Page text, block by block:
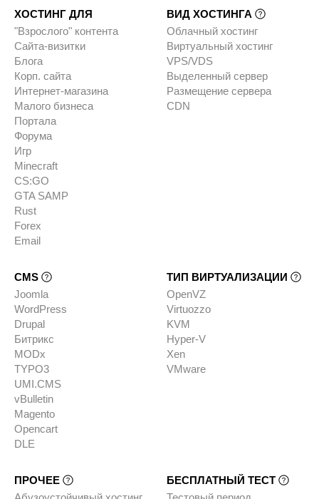
ХОСТИНГ ДЛЯ
"Взрослого" контента
Сайта-визитки
Блога
Корп. сайта
Интернет-магазина
Малого бизнеса
Портала
Форума
Игр
Minecraft
CS:GO
GTA SAMP
Rust
Forex
Email
ВИД ХОСТИНГА
Облачный хостинг
Виртуальный хостинг
VPS/VDS
Выделенный сервер
Размещение сервера
CDN
CMS
Joomla
WordPress
Drupal
Битрикс
MODx
TYPO3
UMI.CMS
vBulletin
Magento
Opencart
DLE
ТИП ВИРТУАЛИЗАЦИИ
OpenVZ
Virtuozzo
KVM
Hyper-V
Xen
VMware
ПРОЧЕЕ
БЕСПЛАТНЫЙ ТЕСТ